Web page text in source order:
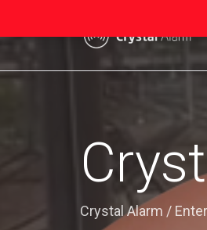
Crystal Alarm /